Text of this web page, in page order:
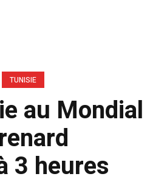
TUNISIE
au Mondial
3 heures